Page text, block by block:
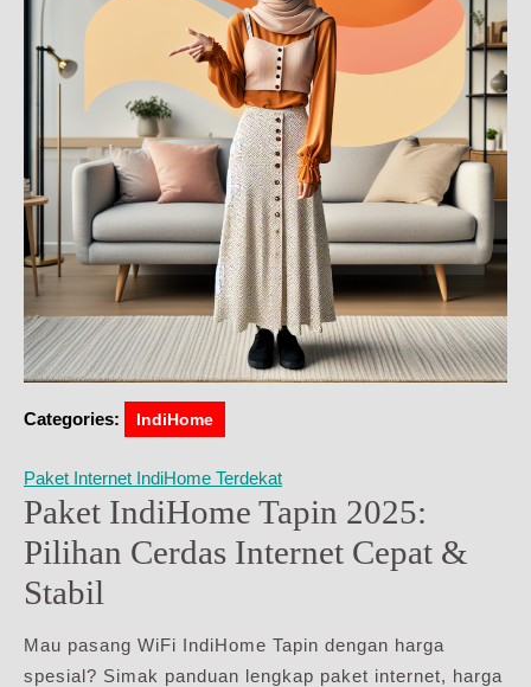
Categories: IndiHome
Paket Internet IndiHome Terdekat
Paket IndiHome Tapin 2025:
Pilihan Cerdas Internet Cepat &
Stabil
Mau pasang WiFi IndiHome Tapin dengan harga
spesial? Simak panduan lengkap paket internet, harga